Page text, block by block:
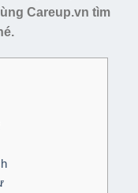
Careup.vn tìm